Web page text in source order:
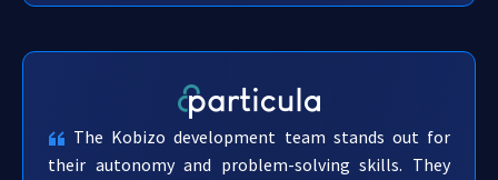
The Kobizo development team stands out for
their autonomy and problem-solving skills. They